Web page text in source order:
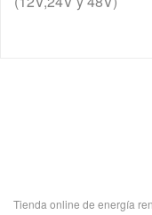
Tienda online de energía